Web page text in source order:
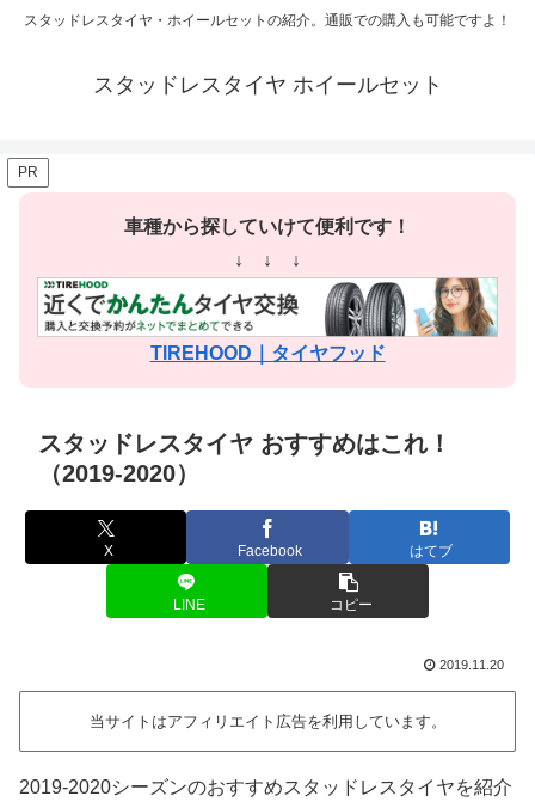
スタッドレスタイヤ・ホイールセットの紹介。通販での購入も可能ですよ！
スタッドレスタイヤ ホイールセット
PR
車種から探していけて便利です！
↓ ↓ ↓
TIREHOOD｜タイヤフッド
スタッドレスタイヤ おすすめはこれ！
（2019-2020）
X Facebook はてブ
LINE コピー
2019.11.20
当サイトはアフィリエイト広告を利用しています。
2019-2020シーズンのおすすめスタッドレスタイヤを紹介